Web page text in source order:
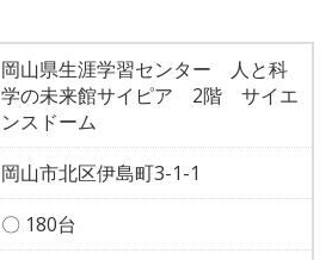
岡山県生涯学習センター 人と科
学の未来館サイピア 2階 サイエ
ンスドーム
岡山市北区伊島町3-1-1
〇 180台